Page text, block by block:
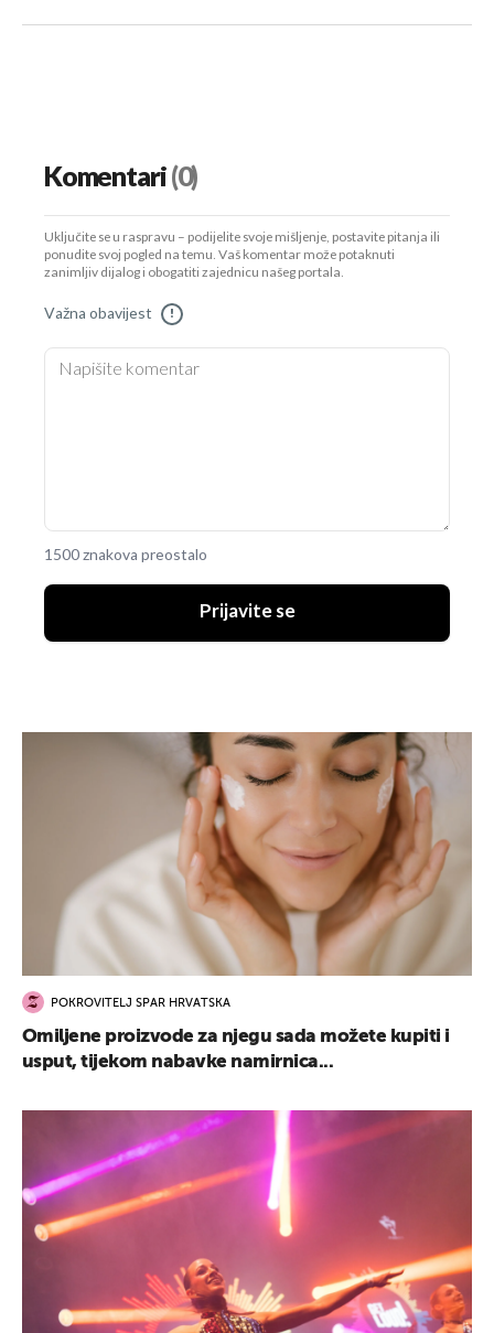
Komentari(0)
Uključite se u raspravu – podijelite svoje mišljenje, postavite pitanja ili
ponudite svoj pogled na temu. Vaš komentar može potaknuti
zanimljiv dijalog i obogatiti zajednicu našeg portala.
Važna obavijest !
1500 znakova preostalo
Prijavite se
POKROVITELJ SPAR HRVATSKA
Omiljene proizvode za njegu sada možete kupiti i
usput, tijekom nabavke namirnica...